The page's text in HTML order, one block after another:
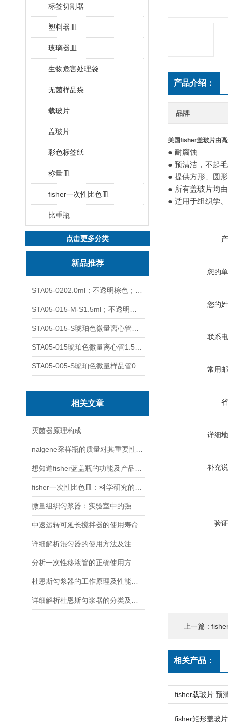
标签切割器
塑料器皿
玻璃器皿
生物危害处理袋
无菌样品袋
载玻片
盖玻片
彩色标签纸
称量皿
fisher一次性比色皿
比重瓶
点击更多分类
新品推荐
相关文章
灭菌器原理构成
中速运转可延长搅拌器的使用寿命
产品介绍：
品牌
美国fisher盖玻片由
● 耐腐蚀
● 预清洁，不起
● 提供方形、圆
● 所有盖玻片均
● 适用于组织学
您的
您的
联系
常用
详细
补充
验
上一篇 : fisher圆
相关产品：